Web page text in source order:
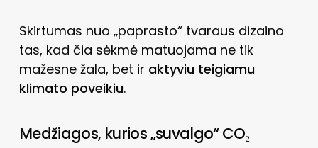
Skirtumas nuo „paprasto“ tvaraus dizaino
tas, kad čia sėkmė matuojama ne tik
mažesne žala, bet ir aktyviu teigiamu
klimato poveikiu.
Medžiagos, kurios „suvalgo“ CO₂